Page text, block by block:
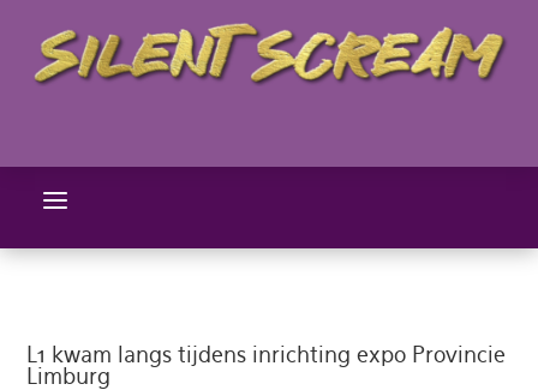
a
L1 kwam langs tijdens inrichting expo Provincie
Limburg